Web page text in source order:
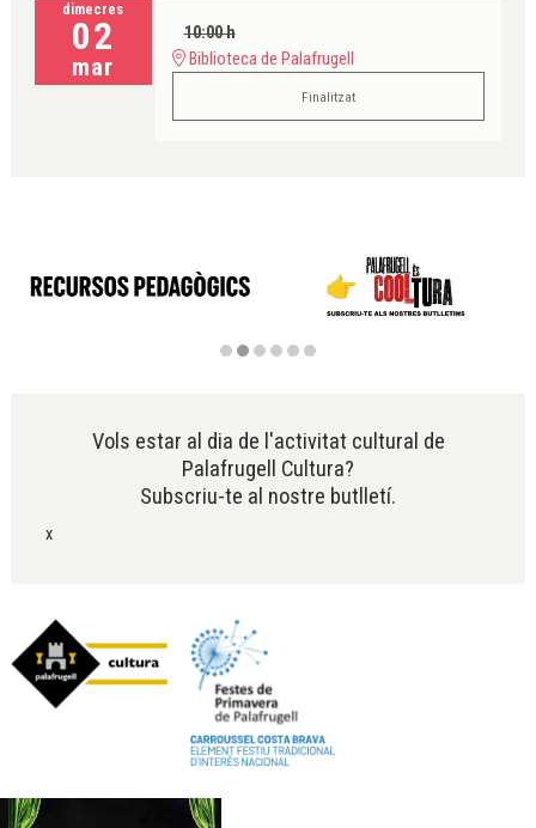
dimecres
02
mar
10:00 h
Biblioteca de Palafrugell
Finalitzat
Vols estar al dia de l'activitat cultural de
Palafrugell Cultura?
Subscriu-te al nostre butlletí.
x